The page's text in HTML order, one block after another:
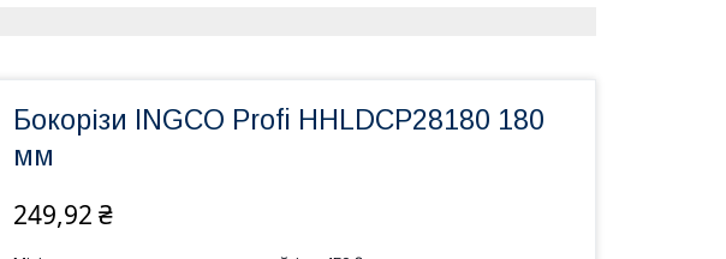
Бокорізи INGCO Profi HHLDCP28180 180
мм
249,92 ₴